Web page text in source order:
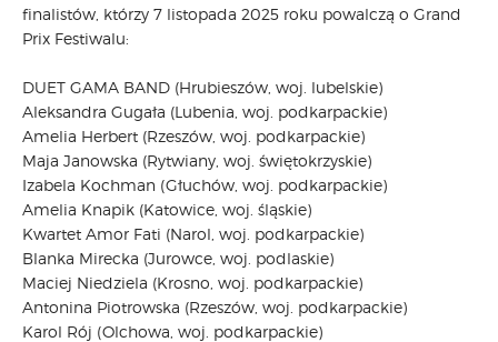
finalistów, którzy 7 listopada 2025 roku powalczą o Grand
Prix Festiwalu:
DUET GAMA BAND (Hrubieszów, woj. lubelskie)
Aleksandra Gugała (Lubenia, woj. podkarpackie)
Amelia Herbert (Rzeszów, woj. podkarpackie)
Maja Janowska (Rytwiany, woj. świętokrzyskie)
Izabela Kochman (Głuchów, woj. podkarpackie)
Amelia Knapik (Katowice, woj. śląskie)
Kwartet Amor Fati (Narol, woj. podkarpackie)
Blanka Mirecka (Jurowce, woj. podlaskie)
Maciej Niedziela (Krosno, woj. podkarpackie)
Antonina Piotrowska (Rzeszów, woj. podkarpackie)
Karol Rój (Olchowa, woj. podkarpackie)